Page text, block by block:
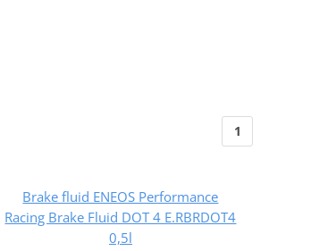
1
Brake fluid ENEOS Performance
Racing Brake Fluid DOT 4 E.RBRDOT4
0,5l